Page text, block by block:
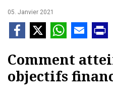
05. Janvier 2021
Comment
objectifs